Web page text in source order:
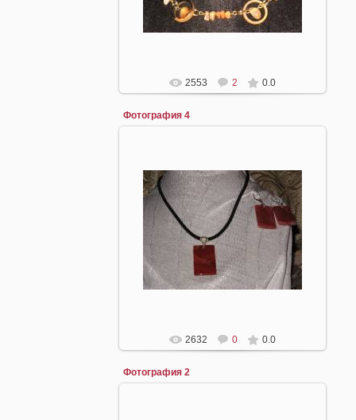
2553 2 0.0
Фотография 4
16.04.2008
mirpiar
2632 0 0.0
Фотография 2